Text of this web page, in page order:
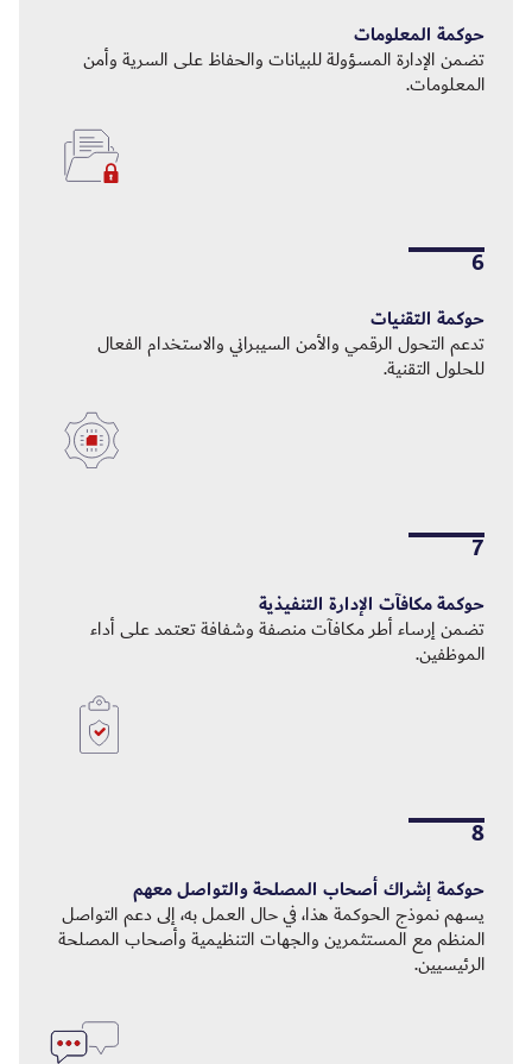
حوكمة المعلومات
تضمن الإدارة المسؤولة للبيانات والحفاظ على السرية وأمن
المعلومات.
6
حوكمة التقنيات
تدعم التحول الرقمي والأمن السيبراني والاستخدام الفعال
للحلول التقنية.
7
حوكمة مكافآت الإدارة التنفيذية
تضمن إرساء أطر مكافآت منصفة وشفافة تعتمد على أداء
الموظفين.
8
حوكمة إشراك أصحاب المصلحة والتواصل معهم
يسهم نموذج الحوكمة هذا، في حال العمل به، إلى دعم التواصل
المنظم مع المستثمرين والجهات التنظيمية وأصحاب المصلحة
الرئيسيين.